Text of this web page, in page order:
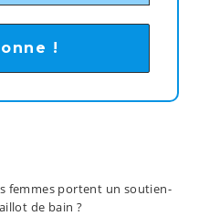
femmes portent un soutien-
de bain ?